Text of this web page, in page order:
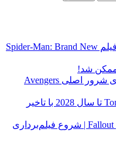
بررسی تمام رکوردهای تاریخی فیلم Spider-Man: Brand New
چرا دکتر دووم بدون هیچ زمینه‌ای شرور اصلی Avengers
عرضه بازی Tomb Raider: Catalyst تا سال 2028 با تاخیر